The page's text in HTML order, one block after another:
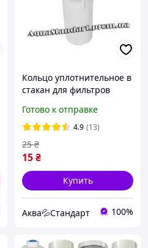
Кольцо уплотнительное в
стакан для фильтров
универальное )
Готово к отправке
4.9 (13)
15₴
25 ₴
Купить
Аква💦Стандарт 100%